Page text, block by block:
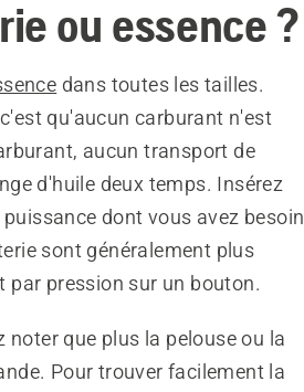
ou essence ?
dans toutes les tailles.
qu'aucun carburant n'est
aucun transport de
d'huile deux temps. Insérez
dont vous avez besoin
sont généralement plus
par pression sur un bouton.
que plus la pelouse ou la
Pour trouver facilement la